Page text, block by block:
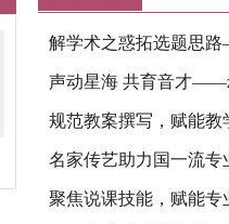
解学术之惑拓选题思
声动星海 共育音才
规范教案撰写，赋能
名家传艺助力国一流
聚焦说课技能，赋能